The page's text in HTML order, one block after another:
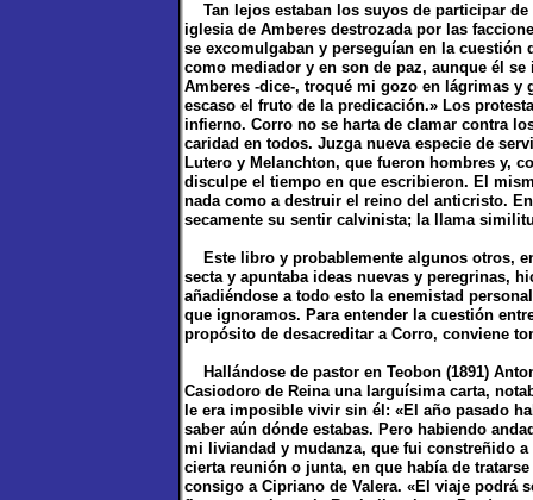
Tan lejos estaban los suyos de participar
iglesia de Amberes destrozada por las
se excomulgaban y perseguían en la cuestión
como mediador y en son de paz, aunque él
Amberes -dice-, troqué mi gozo en lágrimas y
escaso el fruto de la predicación.» Los
infierno. Corro no se harta de clamar contra
caridad en todos. Juzga nueva especie de
Lutero y Melanchton, que fueron hombres y,
disculpe el tiempo en que escribieron. El
nada como a destruir el reino del anticristo.
secamente su sentir calvinista; la llama
Este libro y probablemente algunos otros,
secta y apuntaba ideas nuevas y peregrinas,
añadiéndose a todo esto la enemistad
que ignoramos. Para entender la cuestión
propósito de desacreditar a Corro, conviene
Hallándose de pastor en Teobon (1891)
Casiodoro de Reina una larguísima carta,
le era imposible vivir sin él: «El año pasado
saber aún dónde estabas. Pero habiendo
mi liviandad y mudanza, que fui constreñido
cierta reunión o junta, en que había de
consigo a Cipriano de Valera. «El viaje podrá